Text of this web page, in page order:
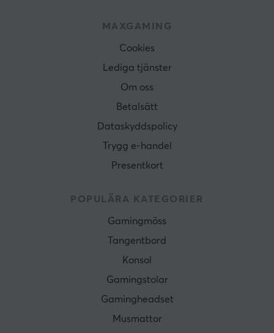
MAXGAMING
Cookies
Lediga tjänster
Om oss
Betalsätt
Dataskyddspolicy
Trygg e-handel
Presentkort
POPULÄRA KATEGORIER
Gamingmöss
Tangentbord
Konsol
Gamingstolar
Gamingheadset
Musmattor